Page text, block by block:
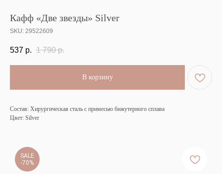
Кафф «Две звезды» Silver
SKU: 29522609
537 р. 1 790 р.
В корзину
Состав: Хирургическая сталь с примесью бижутерного сплава
Цвет: Silver
SALE
-70%